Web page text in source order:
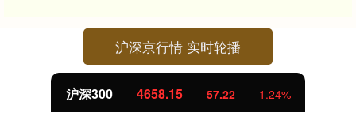
沪深京行情 实时轮播
北证50 1119.46 25.97 2.38%